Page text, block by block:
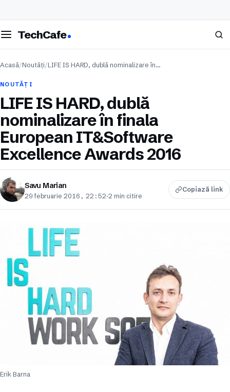
meniul
TechCafe Caută
Acasă/Noutăți/LIFE IS HARD, dublă nominalizare în…
NOUTĂȚI
LIFE IS HARD, dublă
nominalizare în finala
European IT&Software
Excellence Awards 2016
Savu Marian
29 februarie 2016, 22:52·2 min citire
Copiază link
Erik Barna